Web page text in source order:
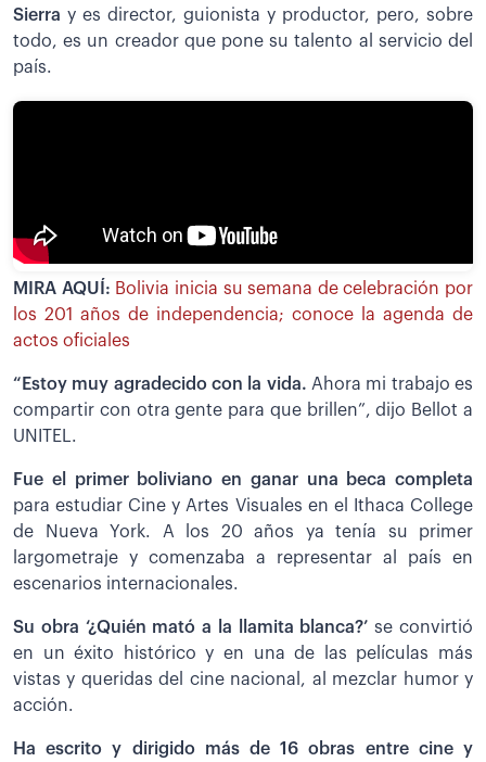
Sierra y es director, guionista y productor, pero, sobre
todo, es un creador que pone su talento al servicio del
país.
MIRA AQUÍ: Bolivia inicia su semana de celebración por
los 201 años de independencia; conoce la agenda de
actos oficiales
“Estoy muy agradecido con la vida. Ahora mi trabajo es
compartir con otra gente para que brillen”, dijo Bellot a
UNITEL.
Fue el primer boliviano en ganar una beca completa
para estudiar Cine y Artes Visuales en el Ithaca College
de Nueva York. A los 20 años ya tenía su primer
largometraje y comenzaba a representar al país en
escenarios internacionales.
Su obra ‘¿Quién mató a la llamita blanca?’se convirtió
en un éxito histórico y en una de las películas más
vistas y queridas del cine nacional, al mezclar humor y
acción.
Ha escrito y dirigido más de 16 obras entre cine y